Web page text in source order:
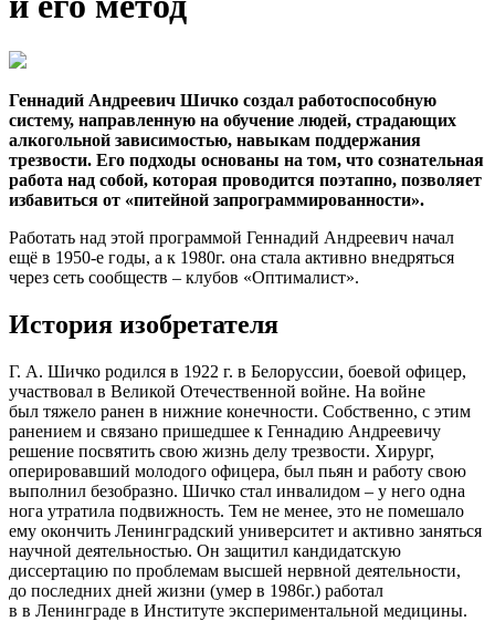
Геннадий Андреевич Шичко создал работоспособную
систему, направленную на обучение людей, страдающих
алкогольной зависимостью, навыкам поддержания
трезвости. Его подходы основаны на том, что сознательная
работа над собой, которая проводится поэтапно, позволяет
избавиться от «питейной запрограммированности».
Работать над этой программой Геннадий Андреевич начал
ещё в 1950-е годы, а к 1980г. она стала активно внедряться
через сеть сообществ – клубов «Оптималист».
История изобретателя
Г. А. Шичко родился в 1922 г. в Белоруссии, боевой офицер,
участвовал в Великой Отечественной войне. На войне
был тяжело ранен в нижние конечности. Собственно, с этим
ранением и связано пришедшее к Геннадию Андреевичу
решение посвятить свою жизнь делу трезвости. Хирург,
оперировавший молодого офицера, был пьян и работу свою
выполнил безобразно. Шичко стал инвалидом – у него одна
нога утратила подвижность. Тем не менее, это не помешало
ему окончить Ленинградский университет и активно заняться
научной деятельностью. Он защитил кандидатскую
диссертацию по проблемам высшей нервной деятельности,
до последних дней жизни (умер в 1986г.) работал
в в Ленинграде в Институте экспериментальной медицины.